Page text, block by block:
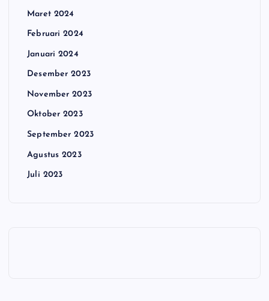
Maret 2024
Februari 2024
Januari 2024
Desember 2023
November 2023
Oktober 2023
September 2023
Agustus 2023
Juli 2023